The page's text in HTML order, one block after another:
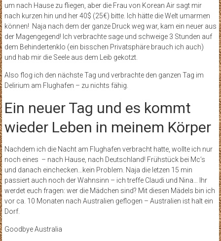
um nach Hause zu fliegen, aber die Frau von Korean Air sagt mir
nach kurzen hin und her 40$ (25€) bitte. Ich hätte die Welt umarmen
können! Naja nach dem der ganze Druck weg war, kam ein neuer aus
der Magengegend! Ich verbrachte sage und schweige 3 Stunden auf
dem Behindertenklo (ein bisschen Privatsphäre brauch ich auch)
und hab mir die Seele aus dem Leib gekotzt.
Also flog ich den nächste Tag und verbrachte den ganzen Tag im
Delirium am Flughafen – zu nichts fähig.
Ein neuer Tag und es kommt
wieder Leben in meinem Körper
Nachdem ich die Nacht am Flughafen verbracht hatte, wollte ich nur
noch eines – nach Hause, nach Deutschland! Frühstück bei Mc’s
und danach einchecken…kein Problem. Naja die letzen 15 min
passiert auch noch der Wahnsinn – ich treffe Claudi und Nina… Ihr
werdet euch fragen: wer die Mädchen sind? Mit diesen Mädels bin ich
vor ca. 10 Monaten nach Australien geflogen – Australien ist halt ein
Dorf.
Goodbye Australia